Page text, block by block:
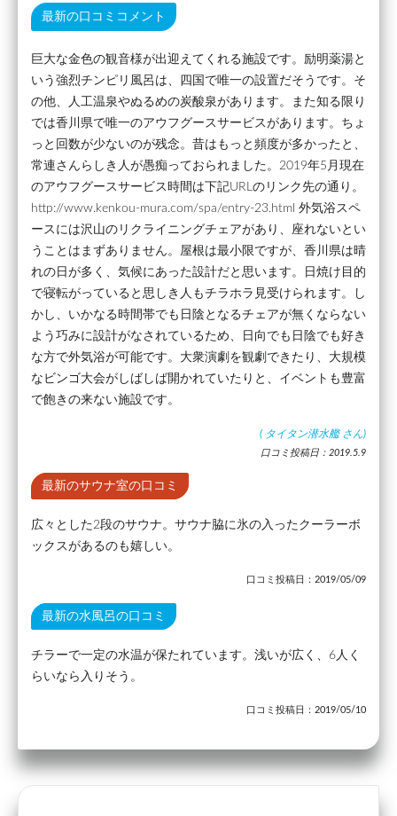
最新の口コミコメント
巨大な金色の観音様が出迎えてくれる施設です。励明薬湯と
いう強烈チンピリ風呂は、四国で唯一の設置だそうです。そ
の他、人工温泉やぬるめの炭酸泉があります。また知る限り
では香川県で唯一のアウフグースサービスがあります。ちょ
っと回数が少ないのが残念。昔はもっと頻度が多かったと、
常連さんらしき人が愚痴っておられました。2019年5月現在
のアウフグースサービス時間は下記URLのリンク先の通り。
http://www.kenkou-mura.com/spa/entry-23.html 外気浴スペ
ースには沢山のリクライニングチェアがあり、座れないとい
うことはまずありません。屋根は最小限ですが、香川県は晴
れの日が多く、気候にあった設計だと思います。日焼け目的
で寝転がっていると思しき人もチラホラ見受けられます。し
かし、いかなる時間帯でも日陰となるチェアが無くならない
よう巧みに設計がなされているため、日向でも日陰でも好き
な方で外気浴が可能です。大衆演劇を観劇できたり、大規模
なビンゴ大会がしばしば開かれていたりと、イベントも豊富
で飽きの来ない施設です。
( タイタン潜水艦 さん)
口コミ投稿日：2019.5.9
最新のサウナ室の口コミ
広々とした2段のサウナ。サウナ脇に氷の入ったクーラーボ
ックスがあるのも嬉しい。
口コミ投稿日：2019/05/09
最新の水風呂の口コミ
チラーで一定の水温が保たれています。浅いが広く、6人く
らいなら入りそう。
口コミ投稿日：2019/05/10